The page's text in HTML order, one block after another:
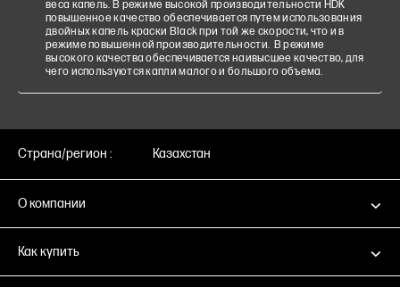
веса капель. В режиме высокой производительности HDK
повышенное качество обеспечивается путем использования
двойных капель краски Black при той же скорости, что и в
режиме повышенной производительности. В режиме
высокого качества обеспечивается наивысшее качество, для
чего используются капли малого и большого объема.
Страна/регион : Казахстан
О компании
Как купить